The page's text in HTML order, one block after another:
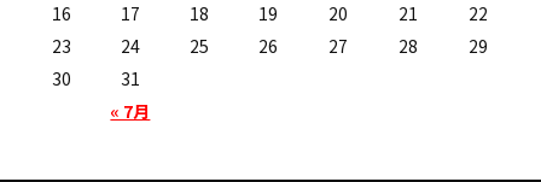
« 7月
16
17 18 19 20 21
22
23
24 25 26 27 28
29
30
31